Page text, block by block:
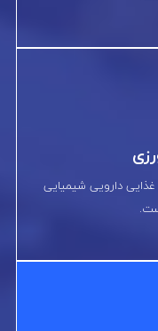
غذایی دارویی شیمیایی